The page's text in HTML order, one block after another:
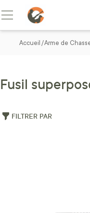
Allez au contenu
Basculer la navigation
Accueil Arme de
Fusil
FILTRER PAR